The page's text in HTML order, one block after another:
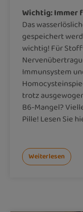
Wichtig: Immer
Das
gespeichert
wichtig! Für
Immunsystem
trotz
B6-Mangel?
Pille! Lesen Sie
Weiterlesen